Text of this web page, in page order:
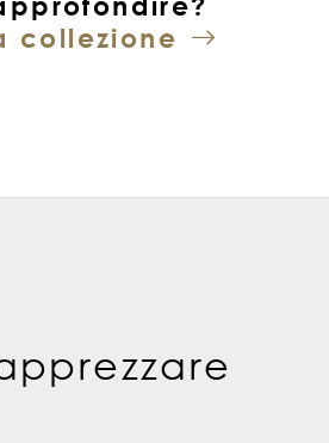
collezione